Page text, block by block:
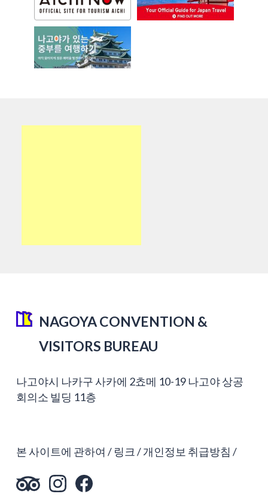
NAGOYA CONVENTION &
VISITORS BUREAU
나고야시 나카구 사카에 2쵸메 10-19 나고야 상공
회의소 빌딩 11층
본 사이트에 관하여 링크 개인정보 취급방침